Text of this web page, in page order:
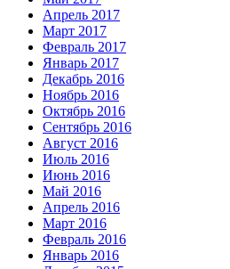
Апрель 2017
Март 2017
Февраль 2017
Январь 2017
Декабрь 2016
Ноябрь 2016
Октябрь 2016
Сентябрь 2016
Август 2016
Июль 2016
Июнь 2016
Май 2016
Апрель 2016
Март 2016
Февраль 2016
Январь 2016